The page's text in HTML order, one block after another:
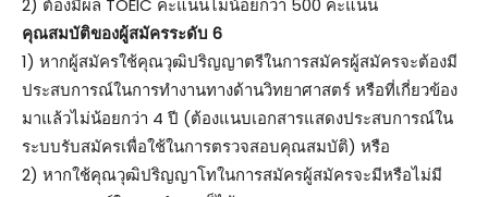
2) ต้องมีผล TOEIC คะแนนไม่น้อยกว่า 500 คะแนน
คุณสมบัติของผู้สมัครระดับ 6
1) หากผู้สมัครใช้คุณวุฒิปริญญาตรีในการสมัครผู้สมัครจะต้องมี
ประสบการณ์ในการทำงานทางด้านวิทยาศาสตร์ หรือที่เกี่ยวข้อง
มาแล้วไม่น้อยกว่า 4 ปี (ต้องแนบเอกสารแสดงประสบการณ์ใน
ระบบรับสมัครเพื่อใช้ในการตรวจสอบคุณสมบัติ) หรือ
2) หากใช้คุณวุฒิปริญญาโทในการสมัครผู้สมัครจะมีหรือไม่มี